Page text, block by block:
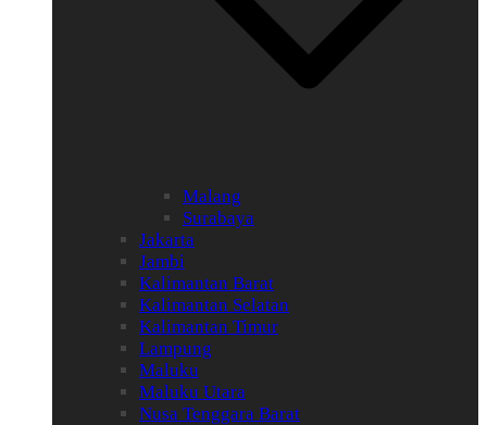
Malang
Surabaya
Jakarta
Jambi
Kalimantan Barat
Kalimantan Selatan
Kalimantan Timur
Lampung
Maluku
Maluku Utara
Nusa Tenggara Barat